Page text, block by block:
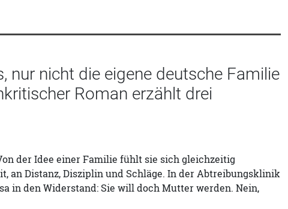
nur nicht die eigene deutsche Familie
Roman erzählt drei
der Idee einer Familie fühlt sie sich gleichzeitig
an Distanz, Disziplin und Schläge. In der Abtreibungsklinik
in den Widerstand: Sie will doch Mutter werden. Nein,